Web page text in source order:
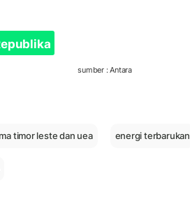
sumber : Antara
timor leste dan uea energi terbarukan